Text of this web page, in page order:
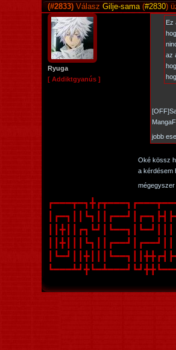
(#2833) Válasz Gilje-sama(#2830)
Ryuga
[ Addiktgyanús ]
Ez
az
jobb
Oké kössz
a kérdésem